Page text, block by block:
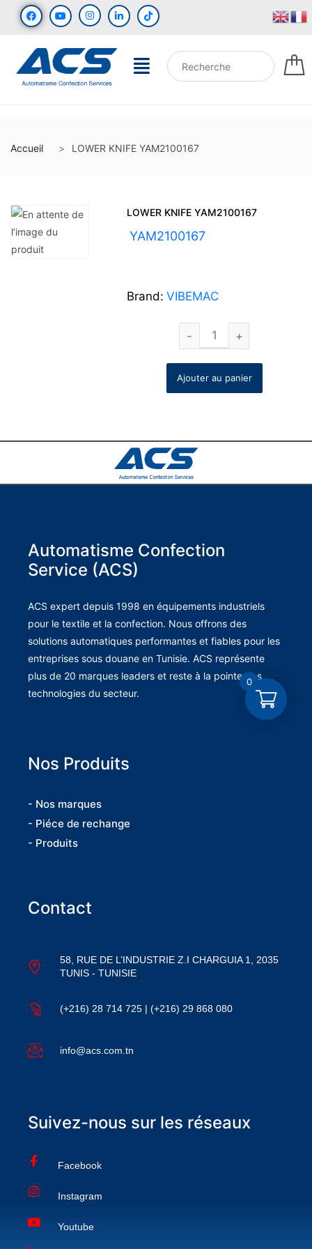
Accueil LOWER KNIFE YAM2100167
LOWER KNIFE YAM2100167
UGS :YAM2100167
Brand: VIBEMAC
Ajouter au panier
Automatisme Confection
Service (ACS)
ACS expert depuis 1998 en équipements industriels
pour le textile et la confection. Nous offrons des
solutions automatiques performantes et fiables pour les
entreprises sous douane en Tunisie. ACS représente
plus de 20 marques leaders et reste à la pointe des
technologies du secteur.
Nos Produits
- Nos marques
- Piéce de rechange
- Produits
Contact
58, RUE DE L’INDUSTRIE Z.I CHARGUIA 1, 2035
TUNIS - TUNISIE
(+216) 28 714 725 | (+216) 29 868 080
info@acs.com.tn
Suivez-nous sur les réseaux
Facebook
Instagram
Youtube
0